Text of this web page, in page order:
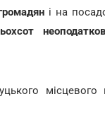
і на
місцевого